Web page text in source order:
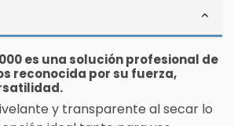
es una solución profesional de
reconocida por su fuerza,
y transparente al secar lo